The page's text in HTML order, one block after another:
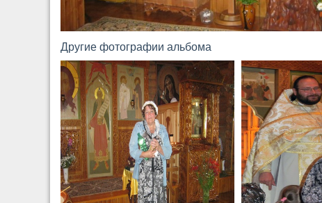
Другие фотографии альбома